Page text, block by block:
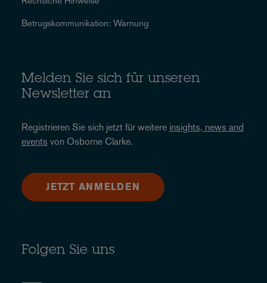
Betrugskommunikation: Warnung
Melden Sie sich für unseren
Newsletter an
Registrieren Sie sich jetzt für weitere insights, news and
events von Osborne Clarke.
JETZT ANMELDEN
Folgen Sie uns